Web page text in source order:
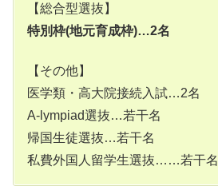
【総合型選抜】
特別枠(地元育成枠)…2名
【その他】
医学類・高大院接続入試…2名
A-lympiad選抜…若干名
帰国生徒選抜…若干名
私費外国人留学生選抜……若干名